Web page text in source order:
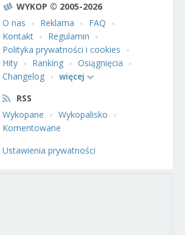
WYKOP © 2005-2026
O nas
Reklama
FAQ
Kontakt
Regulamin
Polityka prywatności i cookies
Hity
Ranking
Osiągnięcia
Changelog
więcej
RSS
Wykopane
Wykopalisko
Komentowane
Ustawienia prywatności